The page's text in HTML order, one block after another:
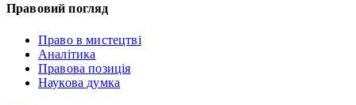
Правовий погляд
Право в мистецтві
Аналітика
Правова позиція
Наукова думка